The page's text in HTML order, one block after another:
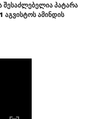
პატარა
აგვისტოს ამინდის